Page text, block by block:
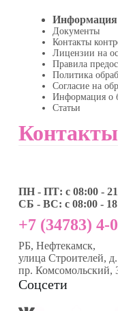
Информация
Документы
Контакты
Лицензии на
Правила
Политика
Согласие на
Информация о
Статьи
Контакты
ПН - ПТ: с 08:00 -
СБ - ВС: с 08:00 -
+7 (34783) 4-
РБ, Нефтекамск,
улица Строителей,
пр. Комсомольский,
Соцсети